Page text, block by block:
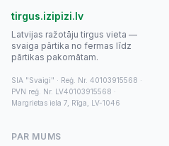
tirgus.izipizi.lv
Latvijas ražotāju tirgus vieta —
svaiga pārtika no fermas līdz
pārtikas pakomātam.
SIA "Svaigi" · Reģ. Nr. 40103915568 ·
PVN reģ. Nr. LV40103915568 ·
Margrietas iela 7, Rīga, LV-1046
PAR MUMS